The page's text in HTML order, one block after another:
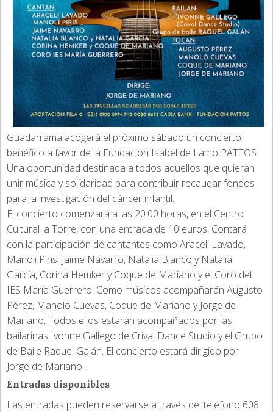
Guadarrama acogerá el próximo sábado un concierto
benéfico a favor de la Fundación Isabel de Lamo PATTOS.
Una oportunidad destinada a todos aquellos que quieran
unir música y solidaridad para contribuir recaudar fondos
para la investigación del cáncer infantil.
El concierto comenzará a las 20:00 horas, en el Centro
Cultural la Torre, con una entrada de 10 euros. Contará
con la participación de cantantes como Araceli Lavado,
Manoli Piris, Jaime Navarro, Natalia Blanco y Natalia
García, Corina Hemker y Coque de Mariano y el Coro del
IES María Guerrero. Como músicos acompañarán Augusto
Pérez, Manolo Cuevas, Coque de Mariano y Jorge de
Mariano. Todos ellos estarán acompañados por las
bailarinas Ivonne Gallego de Crival Dance Studio y el Grupo
de Baile Raquel Galán. El concierto estará dirigido por
Jorge de Mariano.
Entradas disponibles
Las entradas pueden reservarse a través del teléfono 608